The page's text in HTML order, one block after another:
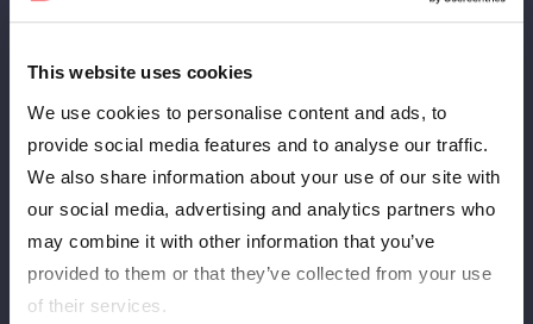
This website uses cookies
We use cookies to personalise content and ads, to
provide social media features and to analyse our traffic.
We also share information about your use of our site with
our social media, advertising and analytics partners who
may combine it with other information that you’ve
provided to them or that they’ve collected from your use
of their services.
第5試合では、新人最強を決める「ルーキー・オブ・スターダム
2026」1回戦で鉄アキラと浜辺纏が対戦。一進一退の攻防が続